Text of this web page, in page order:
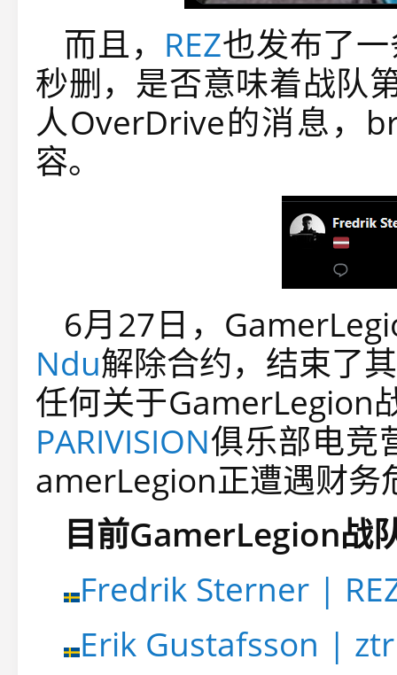
而且， REZ也发布了
秒删，是否意味着战队
人OverDrive的消息，
容。
6月27日，
Ndu解除合约，结束了
任何关于GamerLegion
PARIVISION俱乐部电竞
amerLegion正遭遇财务
目前GamerLegion战
Fredrik Sterner |
Erik Gustafsson | ztr